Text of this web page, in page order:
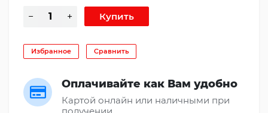
Избранное Сравнить
Оплачивайте как Вам удобно
Картой онлайн или наличными при
получении